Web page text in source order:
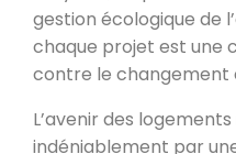
gestion écologique de
chaque projet est une
contre le changement
L’avenir des
indéniablement par